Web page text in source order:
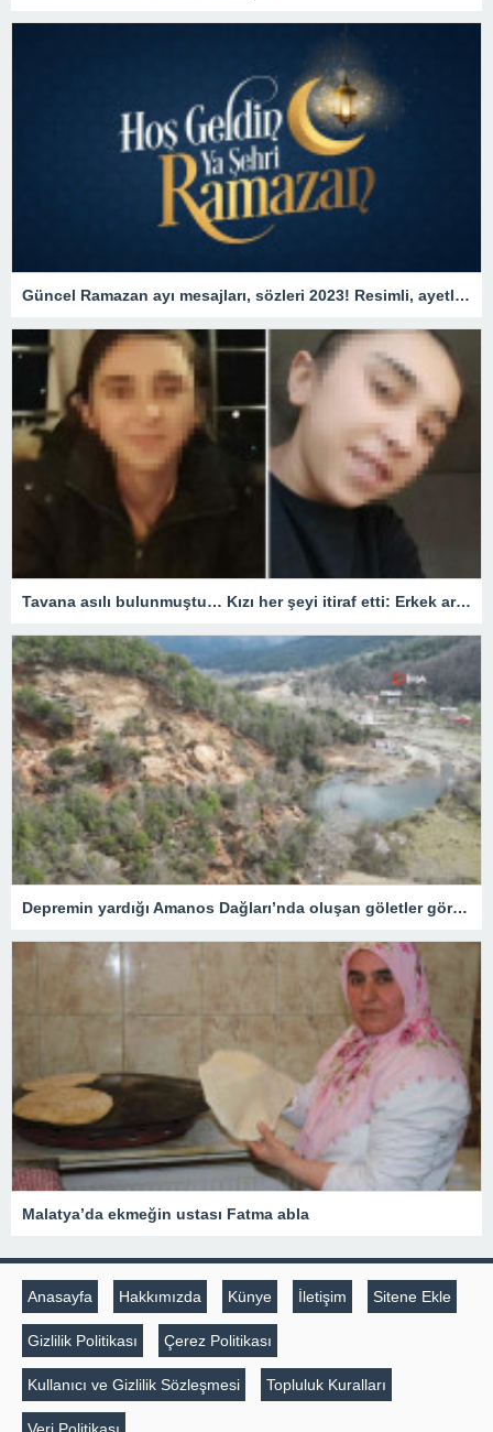
Güncel Ramazan ayı mesajları, sözleri 2023! Resimli, ayetli, dualı hoş geldin Ya Şehr-i Ramazan, Hayırlı Ramazanlar mesajları!
Tavana asılı bulunmuştu… Kızı her şeyi itiraf etti: Erkek arkadaşıyla plan yapıp öldürmüş! Dikkat çeken tecavüz detayı
Depremin yardığı Amanos Dağları’nda oluşan göletler görüntülendi
Malatya’da ekmeğin ustası Fatma abla
Anasayfa Hakkımızda Künye İletişim Sitene Ekle
Gizlilik Politikası Çerez Politikası
Kullanıcı ve Gizlilik Sözleşmesi Topluluk Kuralları